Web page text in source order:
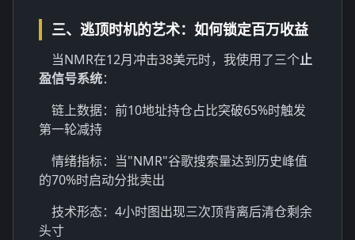
三、逃顶时机的艺术：如何锁定百万收益
当NMR在12月冲击38美元时，我使用了三个止
盈信号系统：
链上数据：前10地址持仓占比突破65%时触发
第一轮减持
情绪指标：当"NMR"谷歌搜索量达到历史峰值
的70%时启动分批卖出
技术形态：4小时图出现三次顶背离后清仓剩余
头寸